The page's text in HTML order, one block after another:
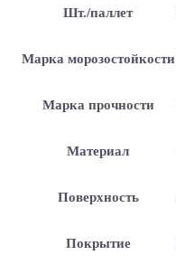
Шт./паллет
Марка морозостойкости
Марка прочности
Материал
Поверхность
Покрытие